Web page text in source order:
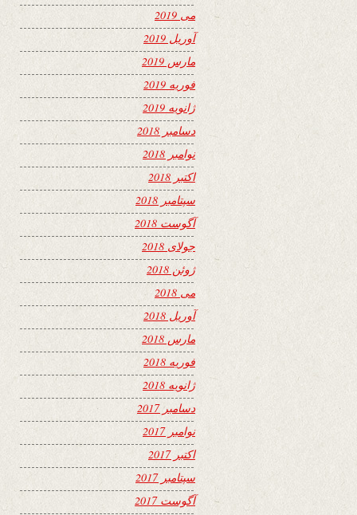
می 2019
آوریل 2019
مارس 2019
فوریه 2019
ژانویه 2019
دسامبر 2018
نوامبر 2018
اکتبر 2018
سپتامبر 2018
آگوست 2018
جولای 2018
ژوئن 2018
می 2018
آوریل 2018
مارس 2018
فوریه 2018
ژانویه 2018
دسامبر 2017
نوامبر 2017
اکتبر 2017
سپتامبر 2017
آگوست 2017